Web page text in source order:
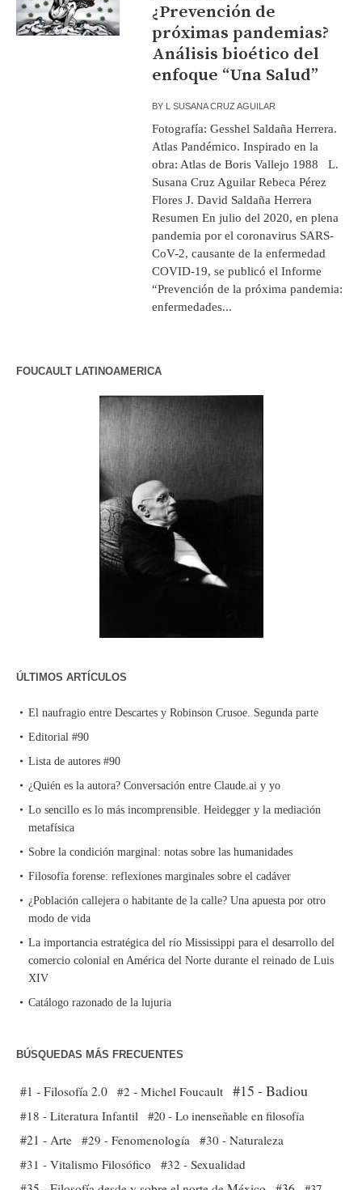
¿Prevención de
próximas pandemias?
Análisis bioético del
enfoque “Una Salud”
BY L SUSANA CRUZ AGUILAR
Fotografía: Gesshel Saldaña Herrera.
Atlas Pandémico. Inspirado en la
obra: Atlas de Boris Vallejo 1988 L.
Susana Cruz Aguilar Rebeca Pérez
Flores J. David Saldaña Herrera
Resumen En julio del 2020, en plena
pandemia por el coronavirus SARS-
CoV-2, causante de la enfermedad
COVID-19, se publicó el Informe
“Prevención de la próxima pandemia:
enfermedades...
FOUCAULT LATINOAMERICA
ÚLTIMOS ARTÍCULOS
El naufragio entre Descartes y Robinson Crusoe. Segunda parte
Editorial #90
Lista de autores #90
¿Quién es la autora? Conversación entre Claude.ai y yo
Lo sencillo es lo más incomprensible. Heidegger y la mediación
metafísica
Sobre la condición marginal: notas sobre las humanidades
Filosofía forense: reflexiones marginales sobre el cadáver
¿Población callejera o habitante de la calle? Una apuesta por otro
modo de vida
La importancia estratégica del río Mississippi para el desarrollo del
comercio colonial en América del Norte durante el reinado de Luis
XIV
Catálogo razonado de la lujuria
BÚSQUEDAS MÁS FRECUENTES
#1 - Filosofía 2.0 #2 - Michel Foucault #15 - Badiou
#18 - Literatura Infantil #20 - Lo inenseñable en filosofía
#21 - Arte #29 - Fenomenología
#30 - Naturaleza
#31 - Vitalismo Filosófico
#32 - Sexualidad